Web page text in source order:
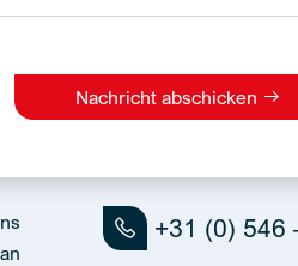
Nachricht abschicken
an
+31 (0) 546